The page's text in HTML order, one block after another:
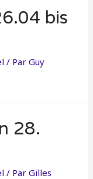
bis
/ ParGuy
28.
/ ParGilles